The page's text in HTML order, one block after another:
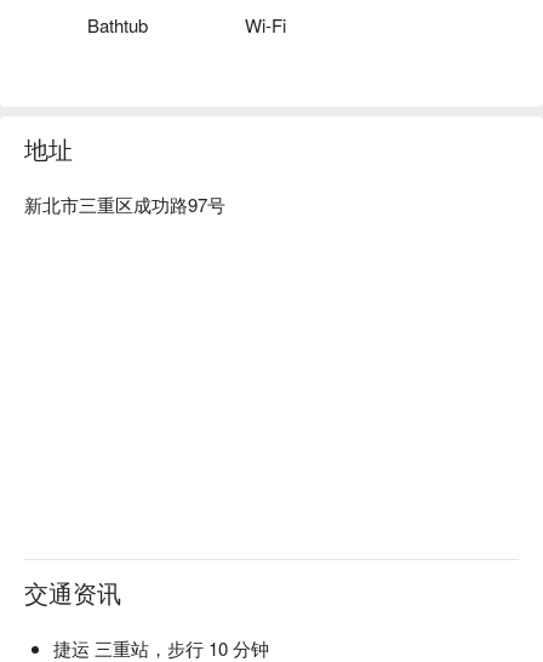
Bathtub Wi-Fi
地址
新北市三重区成功路97号
交通资讯
捷运 三重站，步行 10 分钟